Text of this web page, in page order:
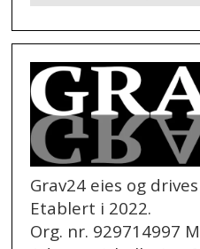
Grav24 eies og
Etablert i 2022.
Org. nr. 929714997